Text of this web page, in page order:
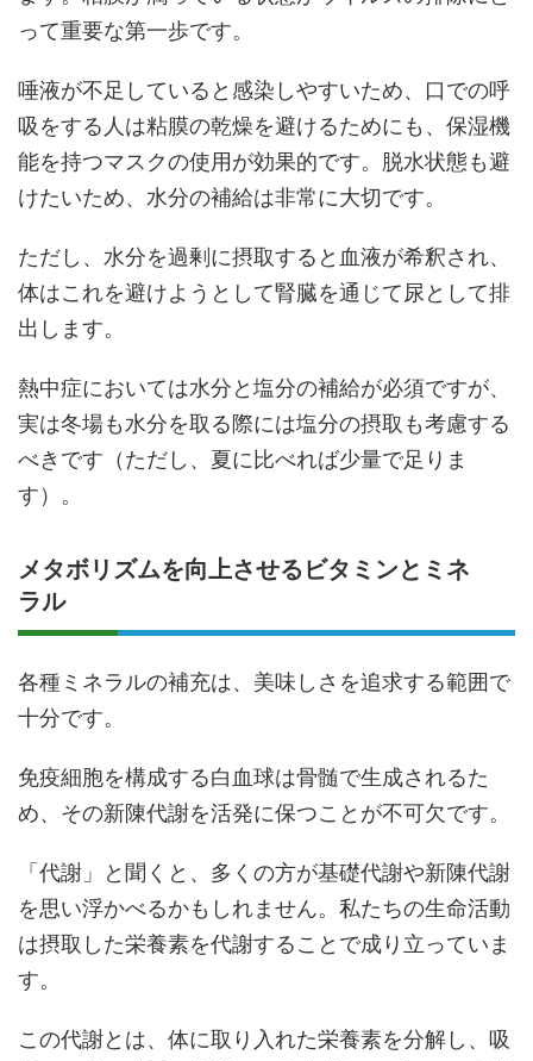
って重要な第一歩です。
唾液が不足していると感染しやすいため、口での呼
吸をする人は粘膜の乾燥を避けるためにも、保湿機
能を持つマスクの使用が効果的です。脱水状態も避
けたいため、水分の補給は非常に大切です。
ただし、水分を過剰に摂取すると血液が希釈され、
体はこれを避けようとして腎臓を通じて尿として排
出します。
熱中症においては水分と塩分の補給が必須ですが、
実は冬場も水分を取る際には塩分の摂取も考慮する
べきです（ただし、夏に比べれば少量で足りま
す）。
メタボリズムを向上させるビタミンとミネ
ラル
各種ミネラルの補充は、美味しさを追求する範囲で
十分です。
免疫細胞を構成する白血球は骨髄で生成されるた
め、その新陳代謝を活発に保つことが不可欠です。
「代謝」と聞くと、多くの方が基礎代謝や新陳代謝
を思い浮かべるかもしれません。私たちの生命活動
は摂取した栄養素を代謝することで成り立っていま
す。
この代謝とは、体に取り入れた栄養素を分解し、吸